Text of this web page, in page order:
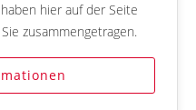
hier auf der Seite
zusammengetragen.